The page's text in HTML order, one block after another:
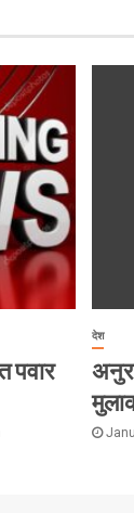
पवार
देश